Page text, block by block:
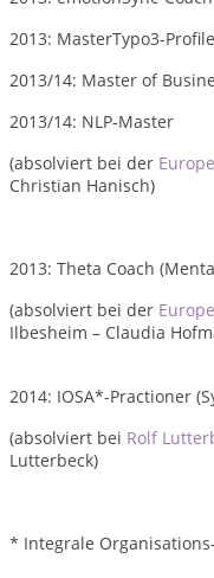
2013: MasterTypo3-
2013/14: Master of
2013/14: NLP-Master
(absolviert bei der
Christian Hanisch)
2013: Theta Coach
(absolviert bei der
Ilbesheim – Claudia
2014: IOSA*-Practioner
(absolviert bei Rolf
Lutterbeck)
* Integrale